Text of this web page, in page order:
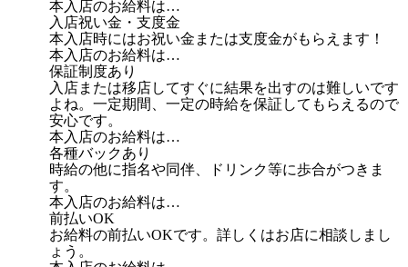
本入店のお給料は…
入店祝い金・支度金
本入店時にはお祝い金または支度金がもらえます！
本入店のお給料は…
保証制度あり
入店または移店してすぐに結果を出すのは難しいです
よね。一定期間、一定の時給を保証してもらえるので
安心です。
本入店のお給料は…
各種バックあり
時給の他に指名や同伴、ドリンク等に歩合がつきま
す。
本入店のお給料は…
前払いOK
お給料の前払いOKです。詳しくはお店に相談しまし
ょう。